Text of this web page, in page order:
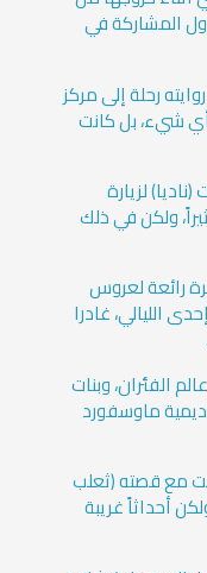
المشاركة في
رحلة إلى مركز
شيء، بل كانت
لزيارة
ولكن في ذلك
رائعة لعروس
الليالي، غادرا
الفئران، وبنات
ماوسفورد
مع قصته (ثعلب
أحداثاً غريبة